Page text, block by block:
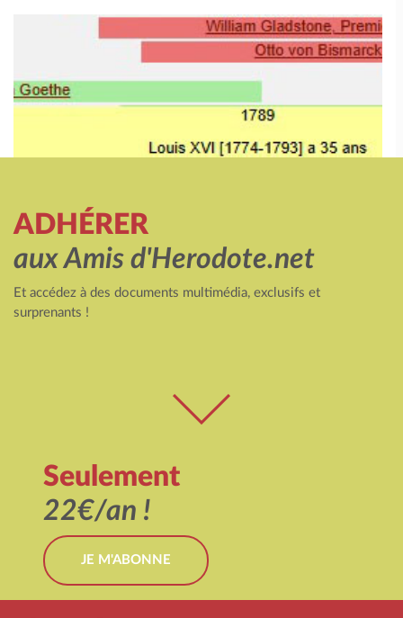
ADHÉRER
aux Amis d'Herodote.net
Et accédez à des documents multimédia, exclusifs et
surprenants !
Seulement
22€/an !
JE M'ABONNE